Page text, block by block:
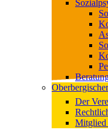
Der
Mitglied